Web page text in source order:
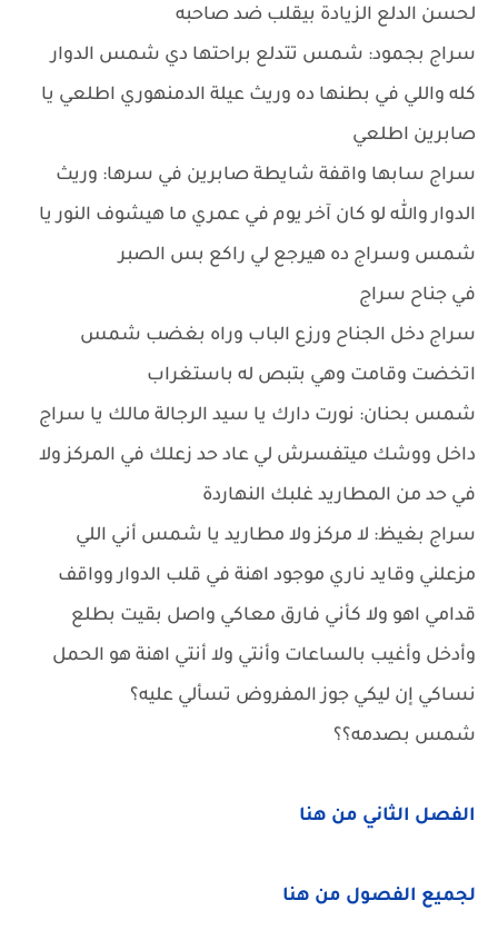
لحسن الدلع الزيادة بيقلب ضد صاحبه
سراج بجمود: شمس تتدلع براحتها دي شمس الدوار
كله واللي في بطنها ده وريث عيلة الدمنهوري اطلعي يا
صابرين اطلعي
سراج سابها واقفة شايطة صابرين في سرها: وريث
الدوار والله لو كان آخر يوم في عمري ما هيشوف النور يا
شمس وسراج ده هيرجع لي راكع بس الصبر
في جناح سراج
سراج دخل الجناح ورزع الباب وراه بغضب شمس
اتخضت وقامت وهي بتبص له باستغراب
شمس بحنان: نورت دارك يا سيد الرجالة مالك يا سراج
داخل ووشك ميتفسرش لي عاد حد زعلك في المركز ولا
في حد من المطاريد غلبك النهاردة
سراج بغيظ: لا مركز ولا مطاريد يا شمس أني اللي
مزعلني وقايد ناري موجود اهنة في قلب الدوار وواقف
قدامي اهو ولا كأني فارق معاكي واصل بقيت بطلع
وأدخل وأغيب بالساعات وأنتي ولا أنتي اهنة هو الحمل
نساكي إن ليكي جوز المفروض تسألي عليه؟
شمس بصدمه؟؟
الفصل الثاني من هنا
لجميع الفصول من هنا